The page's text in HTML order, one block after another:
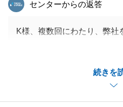
続きを
センターからの返答
K様、複数回にわたり、弊社
う物件を含め、早々のご回
今後も更なるサービス向上
K様、継続して不動産に関す